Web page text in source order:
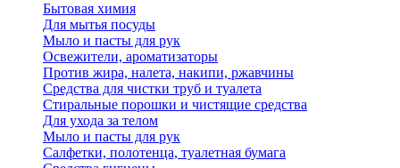
Бытовая химия
Для мытья посуды
Мыло и пасты для рук
Освежители, ароматизаторы
Против жира, налета, накипи, ржавчины
Средства для чистки труб и туалета
Стиральные порошки и чистящие средства
Для ухода за телом
Мыло и пасты для рук
Салфетки, полотенца, туалетная бумага